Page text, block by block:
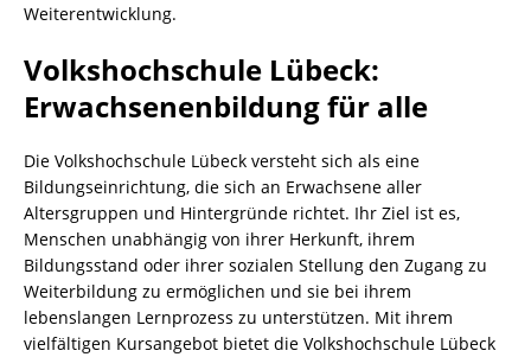
Weiterentwicklung.
Volkshochschule Lübeck:
Erwachsenenbildung für alle
Die Volkshochschule Lübeck versteht sich als eine
Bildungseinrichtung, die sich an Erwachsene aller
Altersgruppen und Hintergründe richtet. Ihr Ziel ist es,
Menschen unabhängig von ihrer Herkunft, ihrem
Bildungsstand oder ihrer sozialen Stellung den Zugang zu
Weiterbildung zu ermöglichen und sie bei ihrem
lebenslangen Lernprozess zu unterstützen. Mit ihrem
vielfältigen Kursangebot bietet die Volkshochschule Lübeck